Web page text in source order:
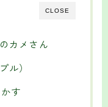
CLOSE
カメさん
ル）
す